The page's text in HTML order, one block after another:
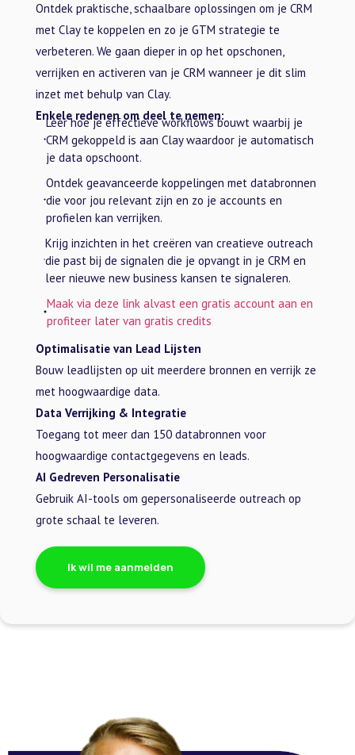
Ontdek praktische, schaalbare oplossingen om je CRM
met Clay te koppelen en zo je GTM strategie te
verbeteren. We gaan dieper in op het opschonen,
verrijken en activeren van je CRM wanneer je dit slim
inzet met behulp van Clay.
Enkele redenen om deel te nemen:
Leer hoe je effectieve workflows bouwt waarbij je
CRM gekoppeld is aan Clay waardoor je automatisch
je data opschoont.
Ontdek geavanceerde koppelingen met databronnen
die voor jou relevant zijn en zo je accounts en
profielen kan verrijken.
Krijg inzichten in het creëren van creatieve outreach
die past bij de signalen die je opvangt in je CRM en
leer nieuwe new business kansen te signaleren.
Maak via deze link alvast een gratis account aan en
profiteer later van gratis credits
Optimalisatie van Lead Lijsten
Bouw leadlijsten op uit meerdere bronnen en verrijk ze
met hoogwaardige data.
Data Verrijking & Integratie
Toegang tot meer dan 150 databronnen voor
hoogwaardige contactgegevens en leads.
AI Gedreven Personalisatie
Gebruik AI-tools om gepersonaliseerde outreach op
grote schaal te leveren.
Ik wil me aanmelden